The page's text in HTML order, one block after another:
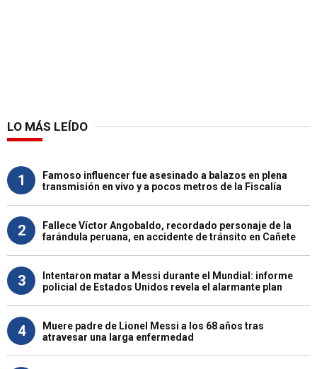
LO MÁS LEÍDO
1
Famoso influencer fue asesinado a balazos en plena
transmisión en vivo y a pocos metros de la Fiscalía
2
Fallece Víctor Angobaldo, recordado personaje de la
farándula peruana, en accidente de tránsito en Cañete
3
Intentaron matar a Messi durante el Mundial: informe
policial de Estados Unidos revela el alarmante plan
4
Muere padre de Lionel Messi a los 68 años tras
atravesar una larga enfermedad